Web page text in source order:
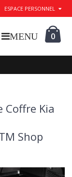
ESPACE PERSONNEL
0
Coffre Kia
Shop